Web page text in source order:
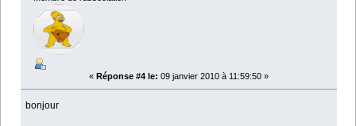
« Réponse #4 le: 09 janvier 2010 à 11:59:50 »
bonjour